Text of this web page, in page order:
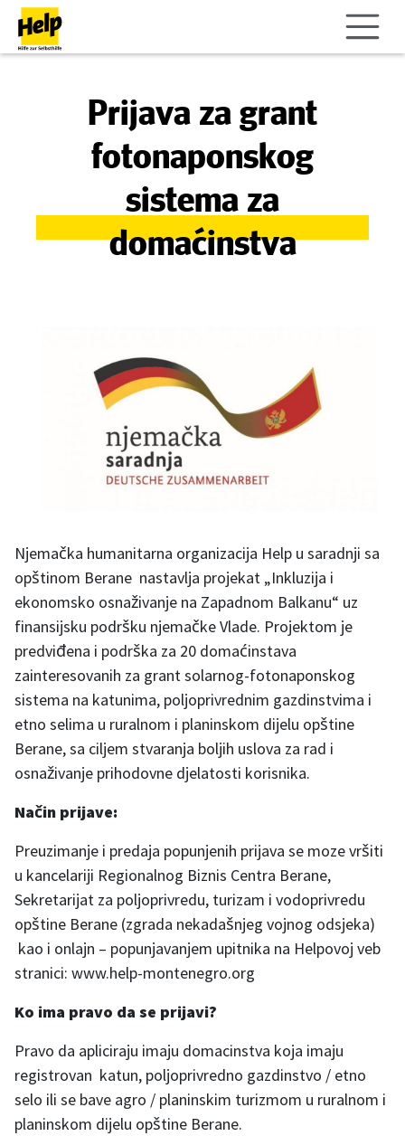
Prijava za grant
fotonaponskog
sistema za
domaćinstva
Njemačka humanitarna organizacija Help u saradnji sa
opštinom Berane nastavlja projekat „Inkluzija i
ekonomsko osnaživanje na Zapadnom Balkanu“ uz
finansijsku podršku njemačke Vlade. Projektom je
predviđena i podrška za 20 domaćinstava
zainteresovanih za grant solarnog-fotonaponskog
sistema na katunima, poljoprivrednim gazdinstvima i
etno selima u ruralnom i planinskom dijelu opštine
Berane, sa ciljem stvaranja boljih uslova za rad i
osnaživanje prihodovne djelatosti korisnika.
Način prijave:
Preuzimanje i predaja popunjenih prijava se moze vršiti
u kancelariji Regionalnog Biznis Centra Berane,
Sekretarijat za poljoprivredu, turizam i vodoprivredu
opštine Berane (zgrada nekadašnjeg vojnog odsjeka)
kao i onlajn – popunjavanjem upitnika na Helpovoj veb
stranici: www.help-montenegro.org
Ko ima pravo da se prijavi?
Pravo da apliciraju imaju domacinstva koja imaju
registrovan katun, poljoprivredno gazdinstvo / etno
selo ili se bave agro / planinskim turizmom u ruralnom i
planinskom dijelu opštine Berane.